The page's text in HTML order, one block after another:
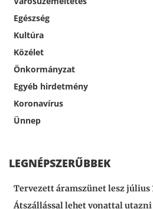
Egészség
Kultúra
Közélet
Önkormányzat
Egyéb hirdetmény
Koronavírus
Ünnep
LEGNÉPSZERŰBBEK
Tervezett áramszünet lesz július
Átszállással lehet vonattal utazni